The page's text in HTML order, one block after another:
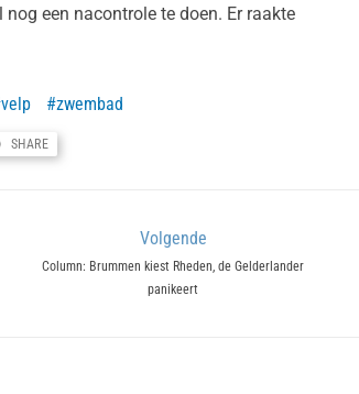
een nacontrole te doen. Er raakte
velp zwembad
SHARE
Volgende
Next
Column: Brummen kiest Rheden, de Gelderlander
panikeert